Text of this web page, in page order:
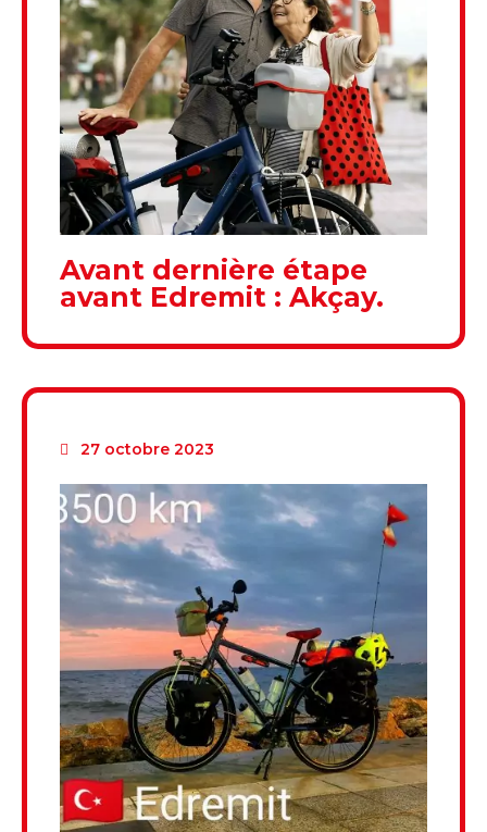
Avant dernière étape
avant Edremit : Akçay.
27 octobre 2023